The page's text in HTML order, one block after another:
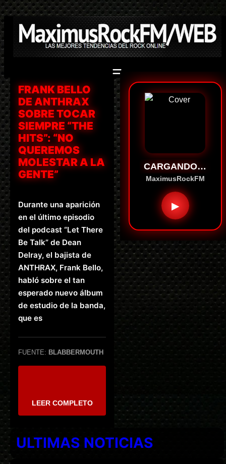
Saltar
al
contenido
FRANK BELLO
DE ANTHRAX
SOBRE TOCAR
SIEMPRE “THE
HITS”: “NO
QUEREMOS
MOLESTAR A LA
GENTE”
Durante una aparición
en el último episodio
del podcast “Let There
Be Talk” de Dean
Delray, el bajista de
ANTHRAX, Frank Bello,
habló sobre el tan
esperado nuevo álbum
de estudio de la banda,
que es
FUENTE: BLABBERMOUTH
LEER COMPLETO
CARGANDO…
MaximusRockFM
▶
ULTIMAS NOTICIAS